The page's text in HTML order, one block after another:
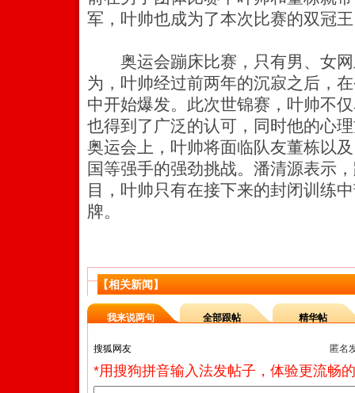
军，叶帅也成为了本次比赛的双冠
奥运会蹦床比赛，只有男、女网
为，叶帅经过前两年的沉寂之后，
中开始爆发。此次世锦赛，叶帅不
也得到了广泛的认可，同时他的心
奥运会上，叶帅将面临队友董栋以
国等强手的强劲挑战。潘清源表示
目，叶帅只有在接下来的封闭训练
牌。
【相关新闻】
我来说两句 全部跟帖 精华帖
匿名
*用搜狗拼音输入法发帖子，体验更流畅